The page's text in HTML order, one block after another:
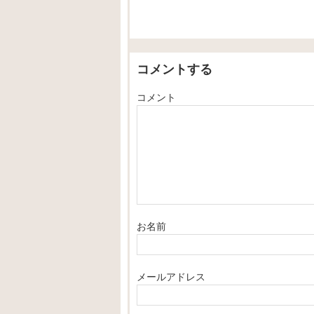
コメントする
コメント
お名前
メールアドレス